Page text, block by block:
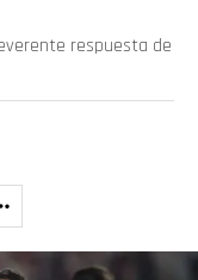
respuesta de